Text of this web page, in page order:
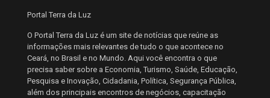
Portal Terra da Luz
O Portal Terra da Luz é um site de notícias que reúne as
informações mais relevantes de tudo o que acontece no
Ceará, no Brasil e no Mundo. Aqui você encontra o que
precisa saber sobre a Economia, Turismo, Saúde, Educação,
Pesquisa e Inovação, Cidadania, Política, Segurança Pública,
além dos principais encontros de negócios, capacitação